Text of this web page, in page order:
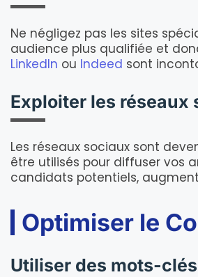
Ne négligez pas les sites
audience plus qualifiée et
LinkedIn ou Indeed sont
Exploiter les réseaux
Les réseaux sociaux sont
être utilisés pour diffuser vos
candidats potentiels,
Optimiser le
Utiliser des mots-